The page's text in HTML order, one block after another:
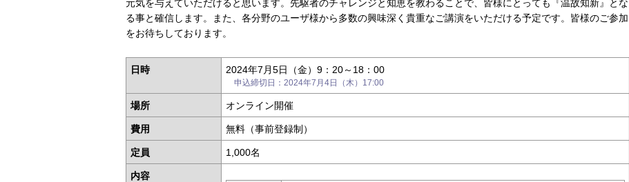
元気を与えていただけると思います。先駆者のチャレンジと知恵を教わることで、皆様にとっても『温故知新』とな
る事と確信します。また、各分野のユーザ様から多数の興味深く貴重なご講演をいただける予定です。皆様のご参加
をお待ちしております。
日時 2024年7月5日（金）9：20～18：00
申込締切日：2024年7月4日（木）17:00
場所 オンライン開催
費用 無料（事前登録制）
定員 1,000名
内容